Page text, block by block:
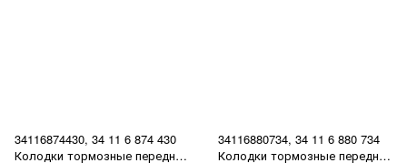
34116874430, 34 11 6 874 430
Колодки тормозные передние
34116880734, 34 11 6 880 734
Колодки тормозные передние